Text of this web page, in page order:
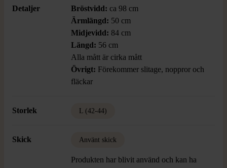
Detaljer Bröstvidd: ca 98 cm
Ärmlängd: 50 cm
Midjevidd: 84 cm
Längd: 56 cm
Alla mått är cirka mått
Övrigt: Förekommer slitage, noppror och
fläckar
Storlek L (42-44)
Skick Använt skick
Produkten har blivit använd och kan ha